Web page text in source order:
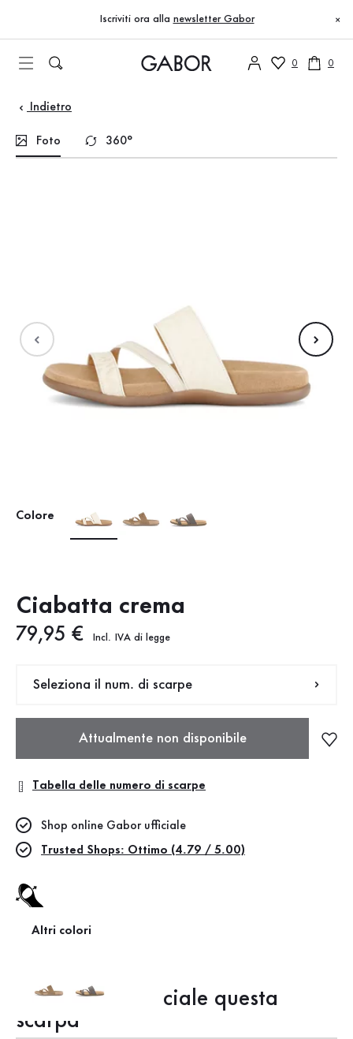
Vai al contenuto principale
Vai alla navigazione principale
Iscriviti ora alla newsletter Gabor ×
0 0
Indietro
Foto 360°
Colore
Ciabatta crema
Nuovo prezzo
79,95 € Incl. IVA di legge
Seleziona il num. di scarpe
Attualmente non disponibile
Tabella delle numero di scarpe
Altri colori
Shop online Gabor ufficiale
Trusted Shops: Ottimo (4.79 / 5.00)
Best fitting
Cosa rende speciale questa
scarpa